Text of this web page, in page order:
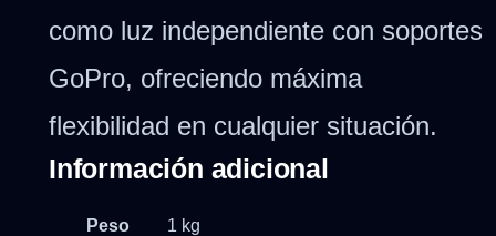
como luz independiente con soportes
GoPro, ofreciendo máxima
flexibilidad en cualquier situación.
Información adicional
Peso
1 kg